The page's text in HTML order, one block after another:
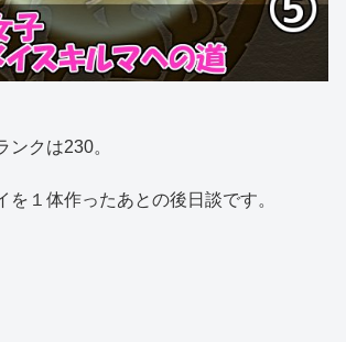
ンクは230。
を１体作ったあとの後日談です。